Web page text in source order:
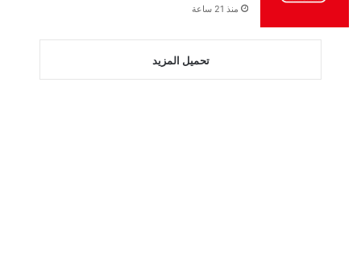
منذ 21 ساعة
تحميل المزيد